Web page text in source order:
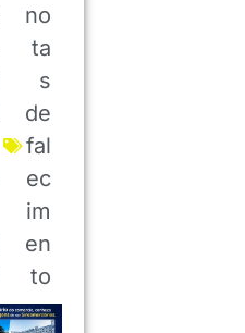
no
ta
s
de
fal
ec
im
en
to